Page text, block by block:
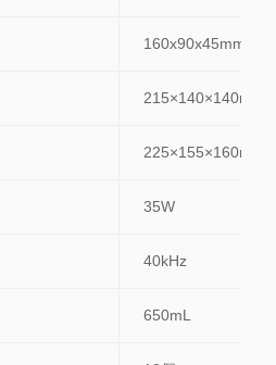
160x90x45mm
215×140×140mm
225×155×160mm
35W
40kHz
650mL